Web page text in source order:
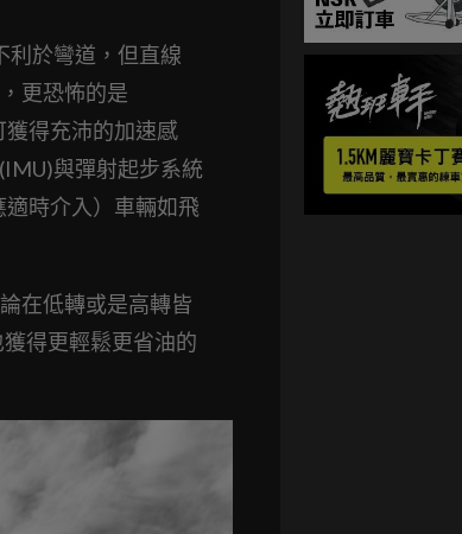
利於彎道，但直線
更恐怖的是
得充沛的加速感
與彈射起步系統
時介入）車輛如飛
在低轉或是高轉皆
得更輕鬆更省油的